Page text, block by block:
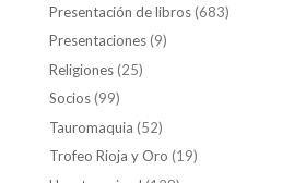
Presentación de libros(683)
Presentaciones(9)
Religiones(25)
Socios(99)
Tauromaquia (52)
Trofeo Rioja y Oro (19)